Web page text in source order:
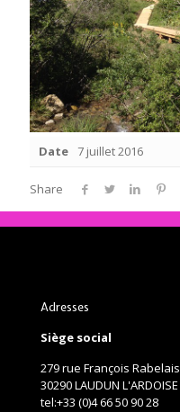
Date 7 juillet 2016
Share
Adresses
Siège social
279 rue François Rabelais
30290 LAUDUN L'ARDOISE
tel:+33 (0)4 66 50 90 28